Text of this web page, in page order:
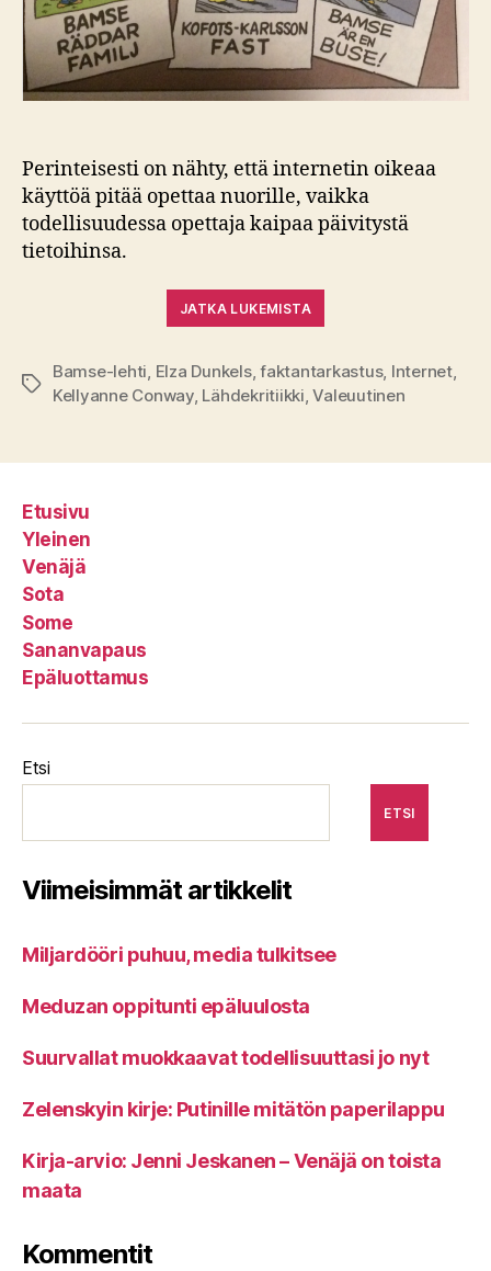
Perinteisesti on nähty, että internetin oikeaa
käyttöä pitää opettaa nuorille, vaikka
todellisuudessa opettaja kaipaa päivitystä
tietoihinsa.
JATKA LUKEMISTA
Avainsanat
Bamse-lehti, Elza Dunkels,faktantarkastus, Internet,
Kellyanne Conway, Lähdekritiikki,Valeuutinen
Etusivu
Yleinen
Venäjä
Sota
Some
Sananvapaus
Epäluottamus
Etsi
ETSI
Viimeisimmät artikkelit
Miljardööri puhuu, media tulkitsee
Meduzan oppitunti epäluulosta
Suurvallat muokkaavat todellisuuttasi jo nyt
Zelenskyin kirje: Putinille mitätön paperilappu
Kirja-arvio: Jenni Jeskanen – Venäjä on toista
maata
Kommentit